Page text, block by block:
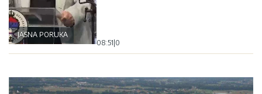
JASNA PORUKA
08:51|0